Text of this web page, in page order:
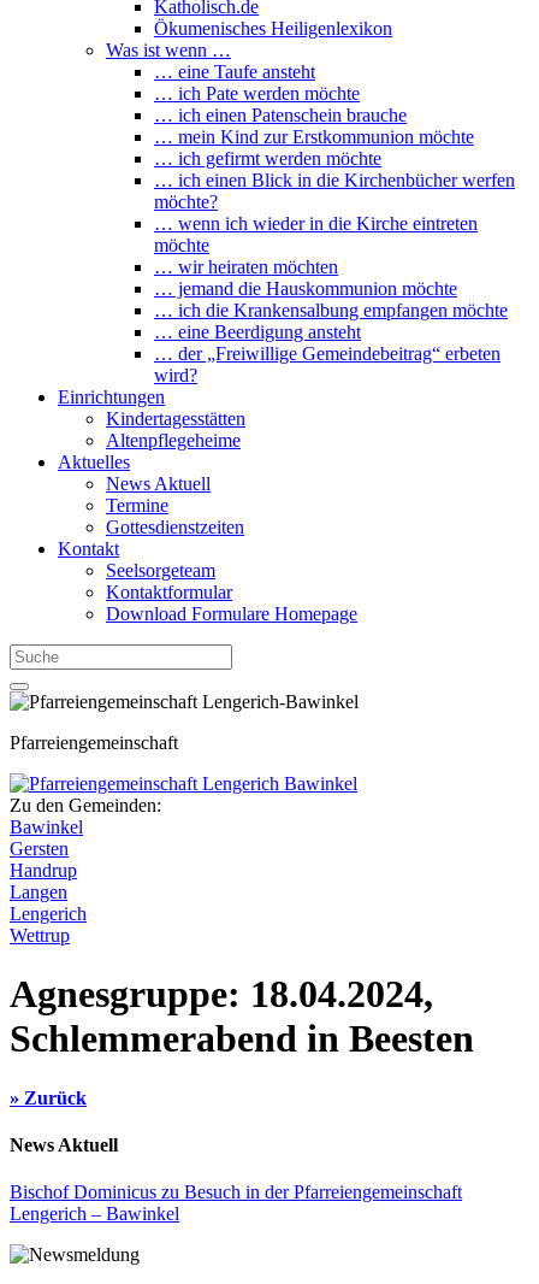
Katholisch.de
Ökumenisches Heiligenlexikon
Was ist wenn …
… eine Taufe ansteht
… ich Pate werden möchte
… ich einen Patenschein brauche
… mein Kind zur Erstkommunion möchte
… ich gefirmt werden möchte
… ich einen Blick in die Kirchenbücher werfen
möchte?
… wenn ich wieder in die Kirche eintreten
möchte
… wir heiraten möchten
… jemand die Hauskommunion möchte
… ich die Krankensalbung empfangen möchte
… eine Beerdigung ansteht
… der „Freiwillige Gemeindebeitrag“ erbeten
wird?
Einrichtungen
Kindertagesstätten
Altenpflegeheime
Aktuelles
News Aktuell
Termine
Gottesdienstzeiten
Kontakt
Seelsorgeteam
Kontaktformular
Download Formulare Homepage
Pfarreiengemeinschaft
Zu den Gemeinden:
Bawinkel
Gersten
Handrup
Langen
Lengerich
Wettrup
Agnesgruppe: 18.04.2024,
Schlemmerabend in Beesten
» Zurück
News Aktuell
Bischof Dominicus zu Besuch in der Pfarreiengemeinschaft
Lengerich – Bawinkel